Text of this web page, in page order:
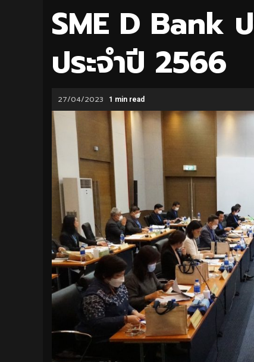
SME D Bank
ประจำปี 2566
27/04/2023 1 min read